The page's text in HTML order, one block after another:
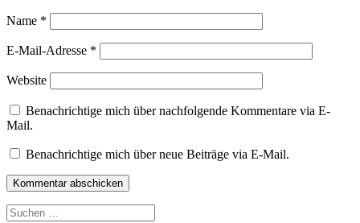
Name *
E-Mail-Adresse *
Website
Benachrichtige mich über nachfolgende Kommentare via E-
Mail.
Benachrichtige mich über neue Beiträge via E-Mail.
Suchen